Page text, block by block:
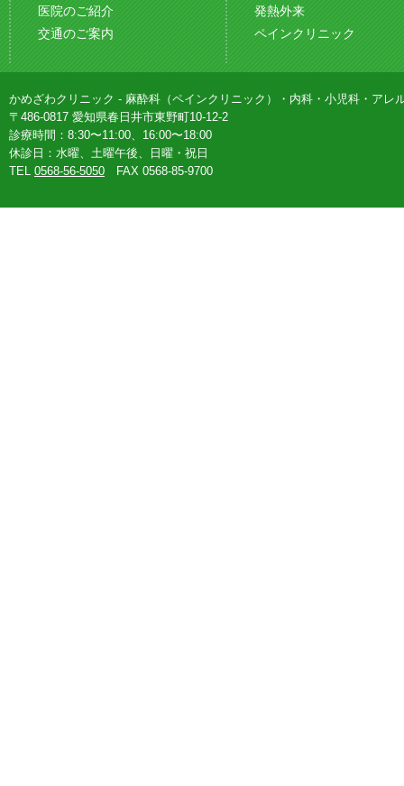
医院のご紹介
交通のご案内
発熱外来
ペインクリニック
かめざわクリニック - 麻酔科（ペインクリニック）・内科・小児科・アレ
〒486-0817 愛知県春日井市東野町10-12-2
診療時間：8:30〜11:00、16:00〜18:00
休診日：水曜、土曜午後、日曜・祝日
TEL 0568-56-5050 FAX 0568-85-9700